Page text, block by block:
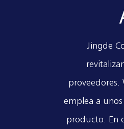
Jingde
proveedores
emplea a
producto. En